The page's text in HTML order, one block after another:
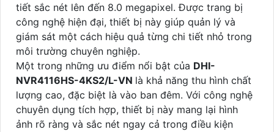
tiết sắc nét lên đến 8.0 megapixel. Được trang bị
công nghệ hiện đại, thiết bị này giúp quản lý và
giám sát một cách hiệu quả từng chi tiết nhỏ trong
môi trường chuyên nghiệp.
Một trong những ưu điểm nổi bật của DHI-
NVR4116HS-4KS2/L-VN là khả năng thu hình chất
lượng cao, đặc biệt là vào ban đêm. Với công nghệ
chuyên dụng tích hợp, thiết bị này mang lại hình
ảnh rõ ràng và sắc nét ngay cả trong điều kiện